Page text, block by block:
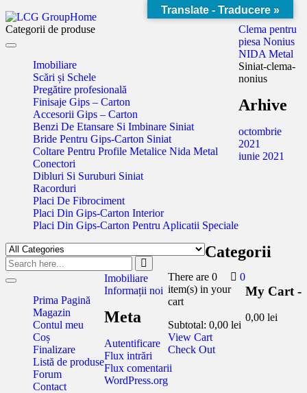
Categorii de produse
Toggle
navigationImobiliare
Scări și Schele
Pregătire profesională
Finisaje Gips – Carton
Accesorii Gips – Carton
Benzi De Etansare Si Imbinare Siniat
Bride Pentru Gips-Carton Siniat
Coltare Pentru Profile Metalice Nida Metal
Conectori
Dibluri Si Suruburi Siniat
Racorduri
Placi De Fibrociment
Placi Din Gips-Carton Interior
Placi Din Gips-Carton Pentru Aplicatii Speciale
Toggle
navigationPrima Pagină
Magazin
Contul meu
Coș
Finalizare
Listă de produse
Forum
Contact
My Cart -
0,00 lei
0
There are 0
item(s) in your
cart
Subtotal: 0,00 lei
View Cart
Check Out
Home
Clema pentru
piesa Nonius
NIDA Metal
Siniat-clema-
nonius
Arhive
octombrie
2021
iunie 2021
Categorii
Imobiliare
Informații noi
Meta
Autentificare
Flux intrări
Flux comentarii
WordPress.org
Translate - Traducere »